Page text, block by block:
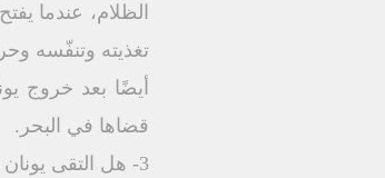
الظلام، عندما
تغذيته وتنفّسه
أيضًا بعد خروج
قضاها في البحر.
3- هل التقى يونان بالبحّارة، ليَعرف أنّهم ذبحوا ذبيحةً للربّ ونذروا نذورًا (يون1: 16) بعد أن ألقوه في البحر، وهدأت العاصفة؟